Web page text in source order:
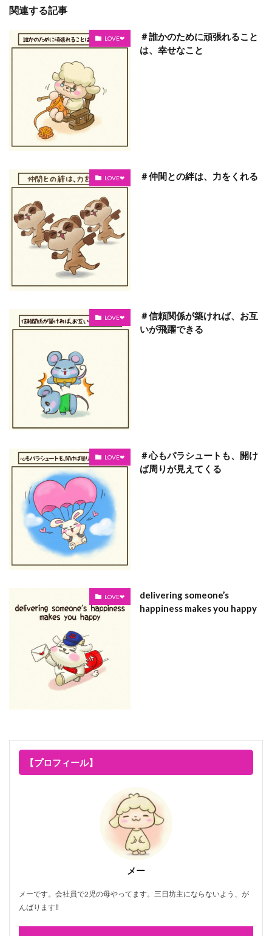
関連する記事
LOVE❤
＃誰かのために頑張れること
は、幸せなこと
LOVE❤ ＃仲間との絆は、力をくれる
LOVE❤
＃信頼関係が築ければ、お互
いが飛躍できる
LOVE❤
＃心もパラシュートも、開け
ば周りが見えてくる
LOVE❤
delivering someone’s
happiness makes you happy
【プロフィール】
メー
メーです。会社員で2児の母やってます。三日坊主にならないよう、が
んばります‼